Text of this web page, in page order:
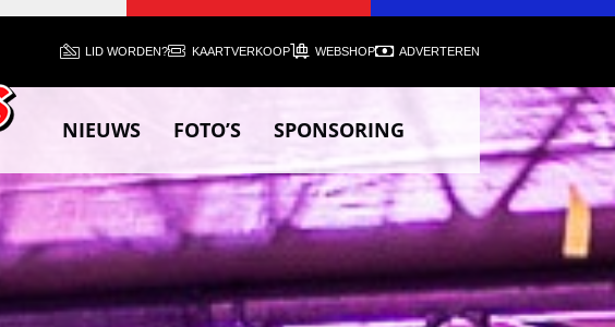
LID WORDEN? KAARTVERKOOP WEBSHOP ADVERTEREN
NIEUWS FOTO’S SPONSORING